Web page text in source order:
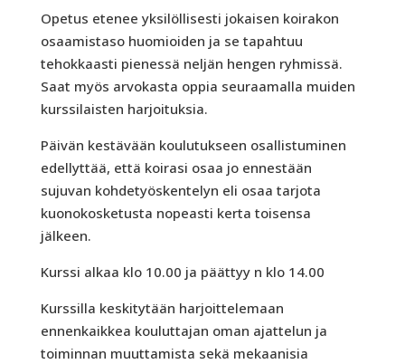
Opetus etenee yksilöllisesti jokaisen koirakon
osaamistaso huomioiden ja se tapahtuu
tehokkaasti pienessä neljän hengen ryhmissä.
Saat myös arvokasta oppia seuraamalla muiden
kurssilaisten harjoituksia.
Päivän kestävään koulutukseen osallistuminen
edellyttää, että koirasi osaa jo ennestään
sujuvan kohdetyöskentelyn eli osaa tarjota
kuonokosketusta nopeasti kerta toisensa
jälkeen.
Kurssi alkaa klo 10.00 ja päättyy n klo 14.00
Kurssilla keskitytään harjoittelemaan
ennenkaikkea kouluttajan oman ajattelun ja
toiminnan muuttamista sekä mekaanisia